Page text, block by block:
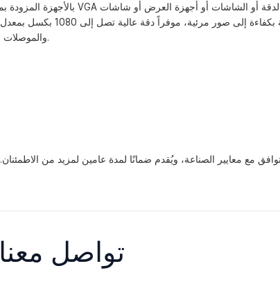
بفضل الحماية الكاملة ضد تداخلات EMI/RFI والموصلات المطلية بالذهب عيار 24 قيراطًا، يظل نقل الإشارة مثاليًا.
تواصل معنا